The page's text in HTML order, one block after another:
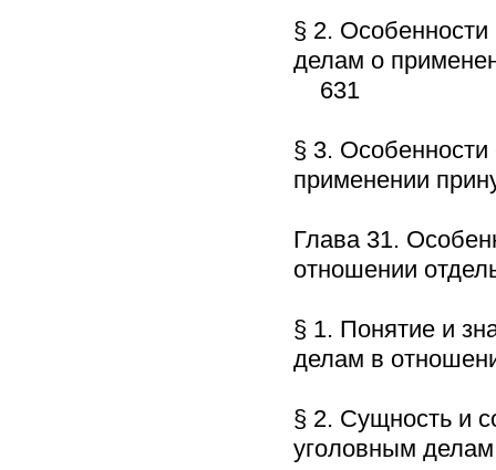
§ 2. Особенности
делам о
631
§ 3. Особенности
применении
Глава 31.
отношении
§ 1. Понятие и
делам в
§ 2. Сущность и
уголовным